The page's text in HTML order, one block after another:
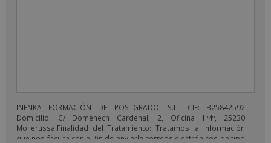
INENKA FORMACIÓN DE POSTGRADO, S.L., CIF: B25842592
Domicilio: C/ Domènech Cardenal, 2, Oficina 1º4º, 25230
Mollerussa.Finalidad del Tratamiento: Tratamos la información
que nos facilita con el fin de enviarle correos electrónicos de tipo